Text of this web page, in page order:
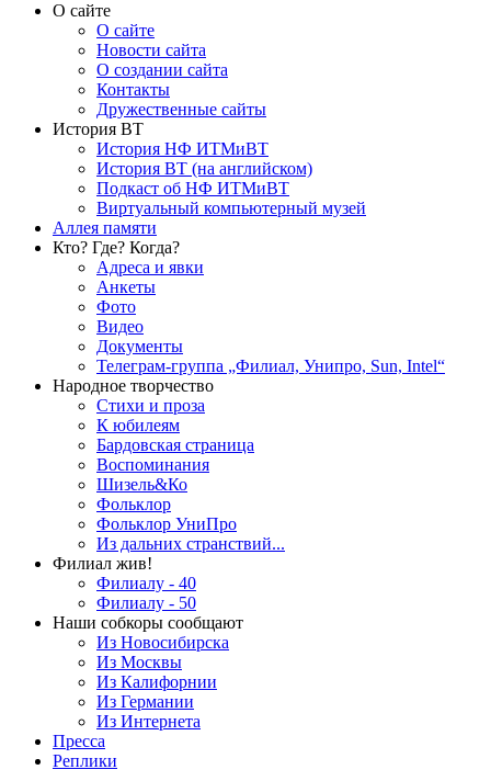
О сайте
О сайте
Новости сайта
О создании сайта
Контакты
Дружественные сайты
История ВТ
История НФ ИТМиВТ
История ВТ (на английском)
Подкаст об НФ ИТМиВТ
Виртуальный компьютерный музей
Аллея памяти
Кто? Где? Когда?
Адреса и явки
Анкеты
Фото
Видео
Документы
Телеграм-группа „Филиал, Унипро, Sun, Intel“
Народное творчество
Стихи и проза
К юбилеям
Бардовская страница
Воспоминания
Шизель&Ко
Фольклор
Фольклор УниПро
Из дальних странствий...
Филиал жив!
Филиалу - 40
Филиалу - 50
Наши собкоры сообщают
Из Новосибирска
Из Москвы
Из Калифорнии
Из Германии
Из Интернета
Пресса
Реплики